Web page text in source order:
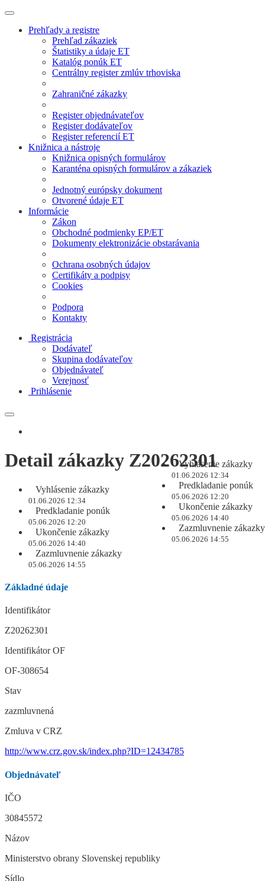
Prehľady a registre
Prehľad zákaziek
Štatistiky a údaje ET
Katalóg ponúk ET
Centrálny register zmlúv trhoviska
Zahraničné zákazky
Register objednávateľov
Register dodávateľov
Register referencií ET
Knižnica a nástroje
Knižnica opisných formulárov
Karanténa opisných formulárov a zákaziek
Jednotný európsky dokument
Otvorené údaje ET
Informácie
Zákon
Obchodné podmienky EP/ET
Dokumenty elektronizácie obstarávania
Ochrana osobných údajov
Certifikáty a podpisy
Cookies
Podpora
Kontakty
Registrácia
Dodávateľ
Skupina dodávateľov
Objednávateľ
Verejnosť
Prihlásenie
Vyhlásenie zákazky
01.06.2026 12:34
Predkladanie ponúk
05.06.2026 12:20
Ukončenie zákazky
05.06.2026 14:40
Zazmluvnenie zákazky
05.06.2026 14:55
Detail zákazky Z20262301
Vyhlásenie zákazky
01.06.2026 12:34
Predkladanie ponúk
05.06.2026 12:20
Ukončenie zákazky
05.06.2026 14:40
Zazmluvnenie zákazky
05.06.2026 14:55
Základné údaje
Identifikátor
Z20262301
Identifikátor OF
OF-308654
Stav
zazmluvnená
Zmluva v CRZ
http://www.crz.gov.sk/index.php?ID=12434785
Objednávateľ
IČO
30845572
Názov
Ministerstvo obrany Slovenskej republiky
Sídlo